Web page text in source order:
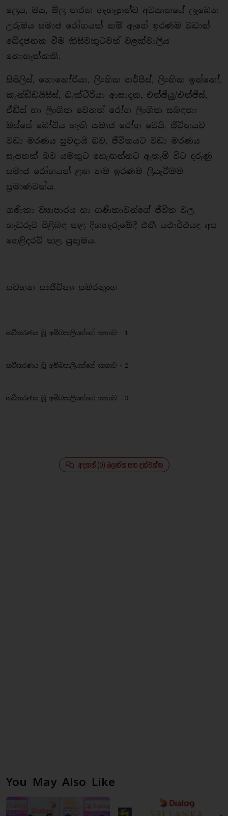
ලෙය, මස, මිල කරන ගැහැනුන්ට අවසානයේ ලැබෙන
උරුමය සමාජ රෝගයක් නම් ඇගේ ඉරණම වඩාත්
ඛේදජනක වීම කිසිවකුටවත් වළක්වාලිය
නොහැක්කකි.
සිපිලිස්, ගොනෝරියා, ලිංගික හර්පීස්, ලිංගික ඉන්නෝ,
කැන්ඩිඩයිසිස්, බැක්ටීරියා ආසාදන, එන්ජියු/එන්ජිස්,
ඒඞ්ස් හා ලිංගික වෙනත් රෝග ලිංගික සබඳතා
ඔස්සේ බෝවිය හැකි සමාජ රෝග වෙයි. ජීවිතයට
වඩා මරණය සුවදායි බව, ජීවිතයට වඩා මරණය
සැපතක් බව යමකුට හැෙඟන්නට ඇතැම් විට දරුණු
සමාජ රෝගයක් ළඟ තම ඉරණම ලියැවීමම
ප‍්‍රමාණවත්ය.
ගණිකා ව්‍යාපාරය හා ගණිකාවන්ගේ ජීවිත වල
හැඩරුව පිළිබඳ කළ දිගහැරුමේදී එකී යථාර්ථයද අප
හෙළිදරව් කළ යුතුමය.
සටහන සංජීවිකා සමරතුංග
නවීකරණය වූ අම්බපාලියන්ගේ කතාව - 1
නවීකරණය වූ අම්බපාලියන්ගේ කතාව - 2
නවීකරණය වූ අම්බපාලියන්ගේ කතාව - 3
අදහස් (0) බලන්න සහ දක්වන්න
You May Also Like